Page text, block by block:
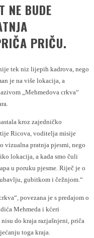
NE BUDE
PRIČU.
tek niz lijepih kadrova, nego
je na više lokacija, a
„Mehmedova crkva“
kroz zajedničko
Ricova, voditelja misije
vizualna pratnja pjesmi, nego
lokacija, a kada smo čuli
u poruku pjesme. Riječ je o
gubitkom i čežnjom.“
povezana je s predajom o
Mehmeda i kćeri
do kraja razjašnjeni, priča
toga kraja.